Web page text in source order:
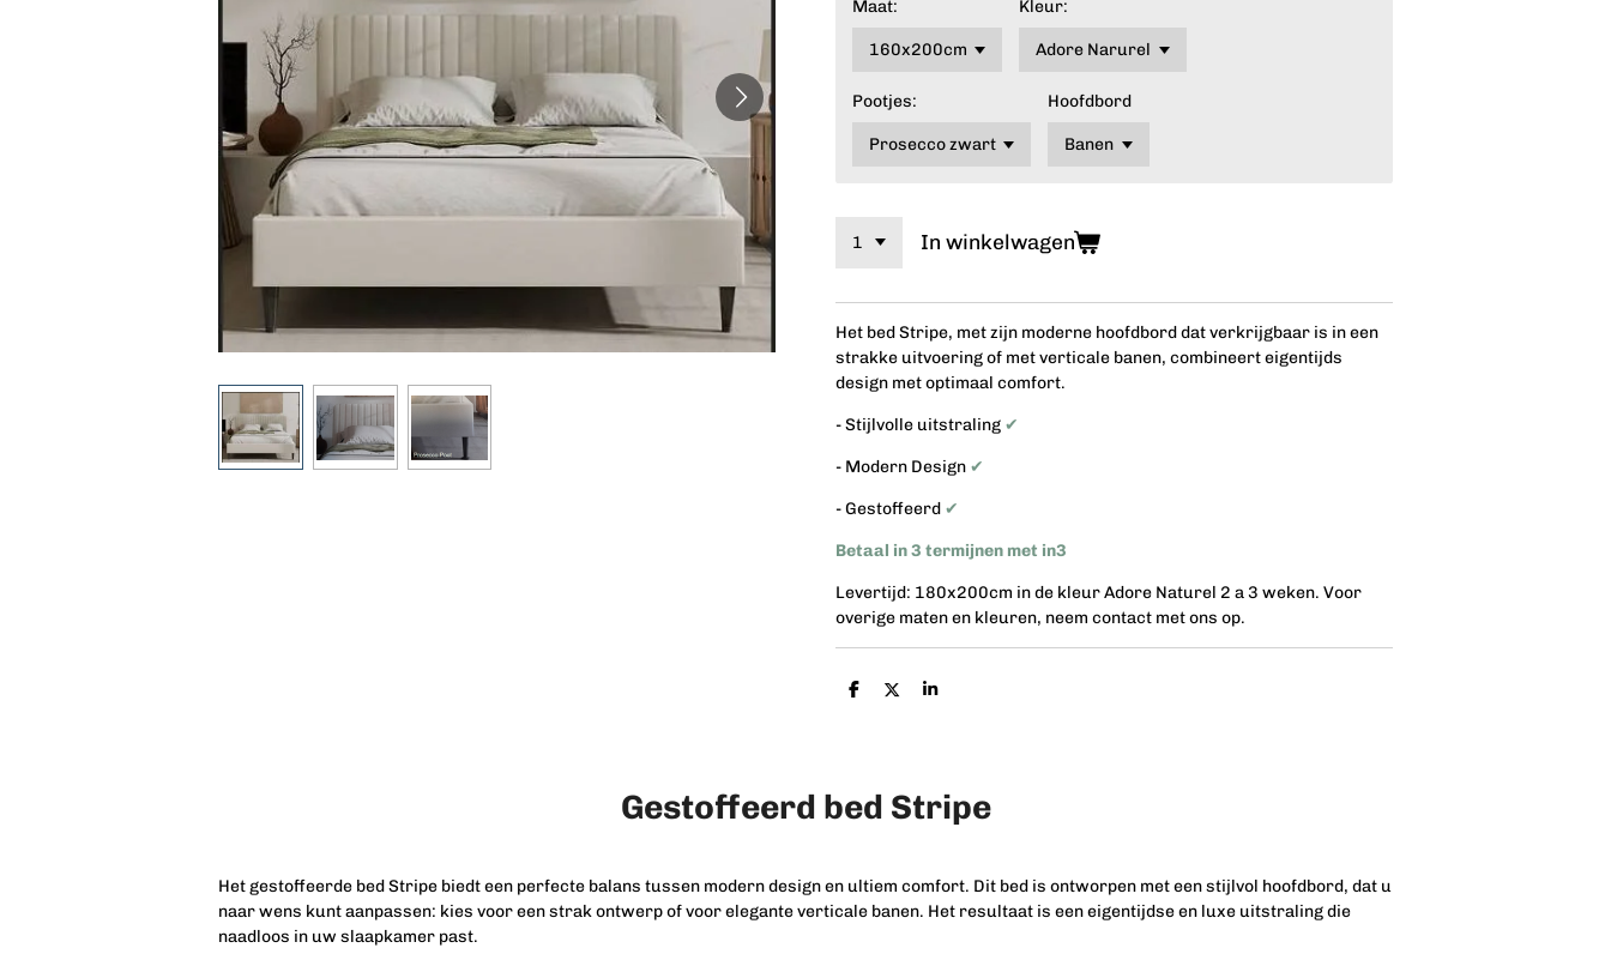
Maat: Kleur:
Pootjes: Hoofdbord
In winkelwagen
Het bed Stripe, met zijn moderne hoofdbord dat verkrijgbaar is in een
strakke uitvoering of met verticale banen, combineert eigentijds
design met optimaal comfort.
- Stijlvolle uitstraling ✔
- Modern Design ✔
- Gestoffeerd ✔
Betaal in 3 termijnen met in3
Levertijd: 180x200cm in de kleur Adore Naturel 2 a 3 weken. Voor
overige maten en kleuren, neem contact met ons op.
D
D
S
Gestoffeerd bed Stripe
Het gestoffeerde bed Stripe biedt een perfecte balans tussen modern design en ultiem comfort. Dit bed is ontworpen met een stijlvol hoofdbord, dat u
naar wens kunt aanpassen: kies voor een strak ontwerp of voor elegante verticale banen. Het resultaat is een eigentijdse en luxe uitstraling die
naadloos in uw slaapkamer past.